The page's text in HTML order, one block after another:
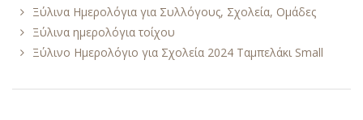
Ξύλινα Ημερολόγια για Συλλόγους, Σχολεία, Ομάδες
Ξύλινα ημερολόγια τοίχου
Ξύλινο Ημερολόγιο για Σχολεία 2024 Ταμπελάκι Small